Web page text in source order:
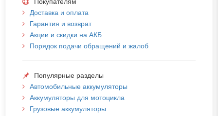
Доставка и оплата
Гарантия и возврат
Акции и скидки на АКБ
Порядок подачи обращений и жалоб
Популярные разделы
Автомобильные аккумуляторы
Аккумуляторы для мотоцикла
Грузовые аккумуляторы